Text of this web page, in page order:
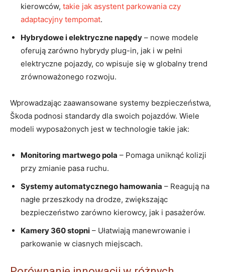
kierowców, takie jak asystent parkowania czy
adaptacyjny tempomat.
Hybrydowe i elektryczne napędy – nowe modele
oferują zarówno hybrydy plug-in,‍ jak i w pełni​
elektryczne pojazdy, co wpisuje się w ⁣globalny trend
zrównoważonego rozwoju.
Wprowadzając zaawansowane systemy bezpieczeństwa,
Škoda podnosi standardy dla swoich pojazdów.‌ Wiele
modeli wyposażonych jest w technologie takie jak:
Monitoring martwego pola – Pomaga uniknąć ⁢kolizji
przy zmianie pasa ruchu.
Systemy automatycznego hamowania – Reagują na
nagłe przeszkody na drodze, zwiększając
bezpieczeństwo zarówno kierowcy, jak i pasażerów.
Kamery 360 stopni – Ułatwiają manewrowanie ​i
parkowanie w ciasnych miejscach.